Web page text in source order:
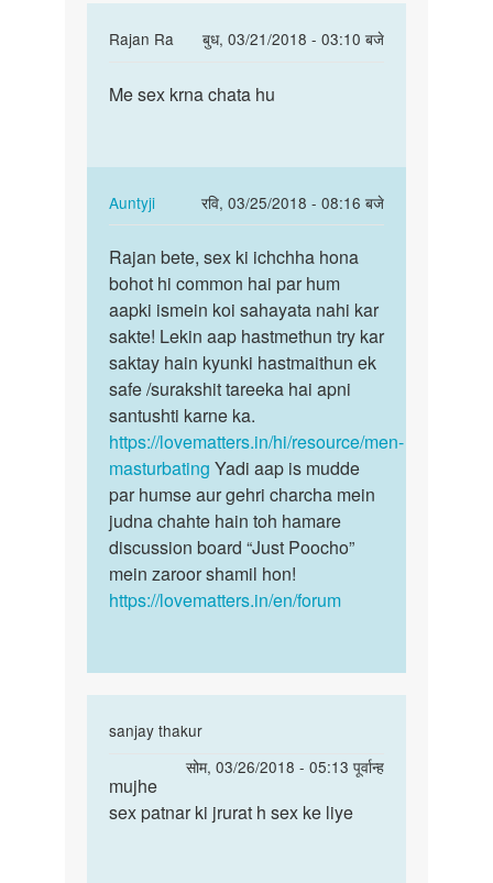
Rajan Ra
बुध, 03/21/2018 - 03:10 बजे
to
Hum
kya
by
Auntyji
Me
chata
hu
Me sex krna chata hu
Auntyji
रवि, 03/25/2018 - 08:16 बजे
In
reply
to
Me
sex
krna
chata
hu
by
Rajan
Ra
Rajan
bete,
sex
ki
ichchha…
Rajan bete, sex ki ichchha hona
bohot hi common hai par hum
aapki ismein koi sahayata nahi kar
sakte! Lekin aap hastmethun try kar
saktay hain kyunki hastmaithun ek
safe /surakshit tareeka hai apni
santushti karne ka.
https://lovematters.in/hi/resource/men-
masturbating Yadi aap is mudde
par humse aur gehri charcha mein
judna chahte hain toh hamare
discussion board “Just Poocho”
mein zaroor shamil hon!
https://lovematters.in/en/forum
sanjay thakur
सोम, 03/26/2018 - 05:13 पूर्वान्ह
In
to
Hello
mujhe
sex
mujhe
sex patnar ki jrurat h sex ke liye